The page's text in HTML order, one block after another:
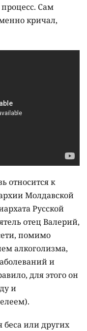
Сам
кричал,
относится к
Молдавской
Русской
отец Валерий,
помимо
алкоголизма,
и
для этого он
и
или других